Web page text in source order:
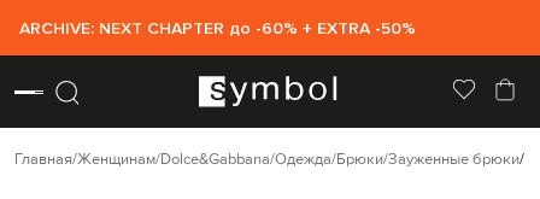
ARCHIVE: NEXT CHAPTER до -60% + EXTRA -50%
Главная Женщинам Dolce&Gabbana Одежда Брюки Зауженные брюки